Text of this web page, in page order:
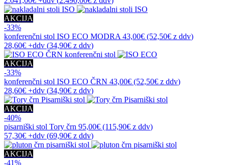
AKCIJA
-33%
konferenčni stol ISO ECO MODRA 43,00€ (52,50€ z ddv)
28,60€ +ddv (34,90€ z ddv)
AKCIJA
-33%
konferenčni stol ISO ECO ČRN 43,00€ (52,50€ z ddv)
28,60€ +ddv (34,90€ z ddv)
AKCIJA
-40%
pisarniški stol Tory črn 95,00€ (115,90€ z ddv)
57,30€ +ddv (69,90€ z ddv)
AKCIJA
-41%